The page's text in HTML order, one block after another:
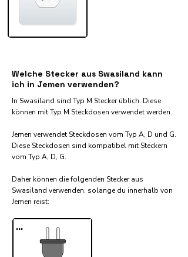
Welche Stecker aus Swasiland kann
ich in Jemen verwenden?
In Swasiland sind Typ M Stecker üblich. Diese
können mit Typ M Steckdosen verwendet werden.
Jemen verwendet Steckdosen vom Typ A, D und G.
Diese Steckdosen sind kompatibel mit Steckern
vom Typ A, D, G.
Daher können die folgenden Stecker aus
Swasiland verwenden, solange du innerhalb von
Jemen reist:​
...